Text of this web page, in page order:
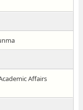
Affairs